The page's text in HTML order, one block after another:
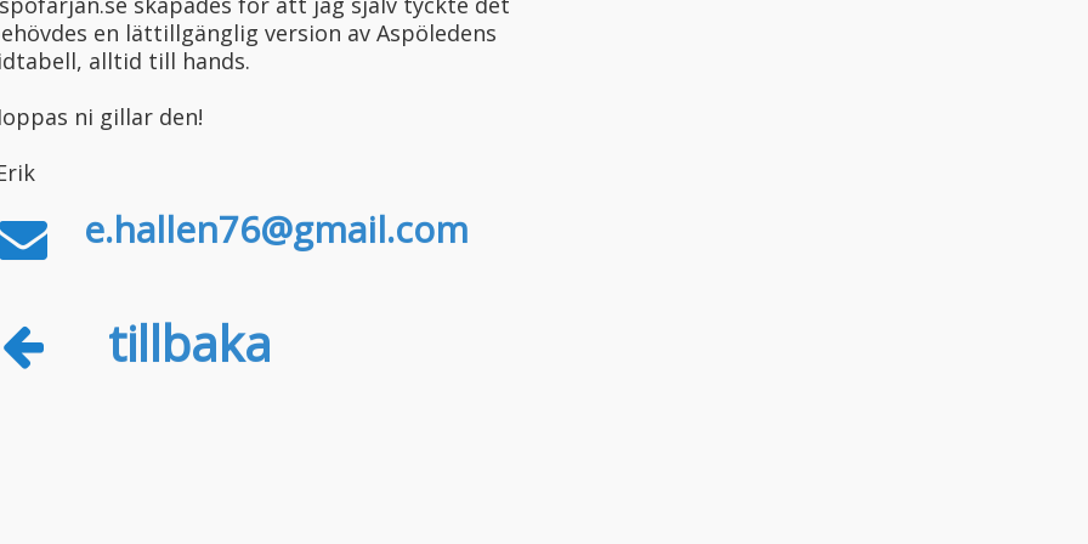
en lättillgänglig version av Aspöledens
alltid till hands.
ni gillar den!
e.hallen76@gmail.com
tillbaka